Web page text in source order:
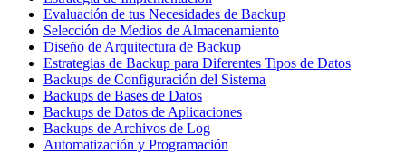
Evaluación de tus Necesidades de Backup
Selección de Medios de Almacenamiento
Diseño de Arquitectura de Backup
Estrategias de Backup para Diferentes Tipos de Datos
Backups de Configuración del Sistema
Backups de Bases de Datos
Backups de Datos de Aplicaciones
Backups de Archivos de Log
Automatización y Programación